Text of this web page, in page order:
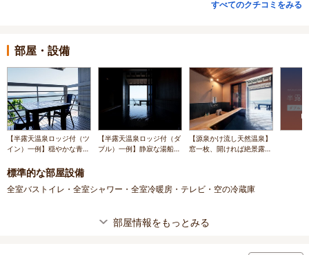
すべてのクチコミをみる
部屋・設備
【半露天温泉ロッジ付（ツ
イン）一例】穏やかな青い
過ごせるテラス席
【半露天温泉ロッジ付（ダ
ブル）一例】静寂な湯船に
【源泉かけ流し天然温泉】
窓一枚、開ければ絶景露天
標準的な部屋設備
全室バストイレ・全室シャワー・全室冷暖房・テレビ・空の冷蔵庫
部屋情報をもっとみる